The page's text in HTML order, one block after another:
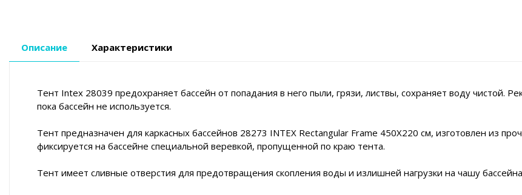
Описание Характеристики
Тент Intex 28039 предохраняет бассейн от попадания в него пыли, грязи, листвы, сохраняет воду чистой.
пока бассейн не используется.
Тент предназначен для каркасных бассейнов 28273 INTEX Rectangular Frame 450Х220 см, изготовлен из
фиксируется на бассейне специальной веревкой, пропущенной по краю тента.
Тент имеет сливные отверстия для предотвращения скопления воды и излишней нагрузки на чашу